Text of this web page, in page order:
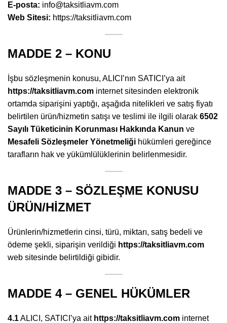
E-posta: info@taksitliavm.com
Web Sitesi: https://taksitliavm.com
MADDE 2 – KONU
İşbu sözleşmenin konusu, ALICI’nın SATICI’ya ait
https://taksitliavm.com internet sitesinden elektronik
ortamda siparişini yaptığı, aşağıda nitelikleri ve satış fiyatı
belirtilen ürün/hizmetin satışı ve teslimi ile ilgili olarak 6502
Sayılı Tüketicinin Korunması Hakkında Kanun ve
Mesafeli Sözleşmeler Yönetmeliği hükümleri gereğince
tarafların hak ve yükümlülüklerinin belirlenmesidir.
MADDE 3 – SÖZLEŞME KONUSU
ÜRÜN/HİZMET
Ürünlerin/hizmetlerin cinsi, türü, miktarı, satış bedeli ve
ödeme şekli, siparişin verildiği https://taksitliavm.com
web sitesinde belirtildiği gibidir.
MADDE 4 – GENEL HÜKÜMLER
4.1ALICI, SATICI’ya ait https://taksitliavm.com internet